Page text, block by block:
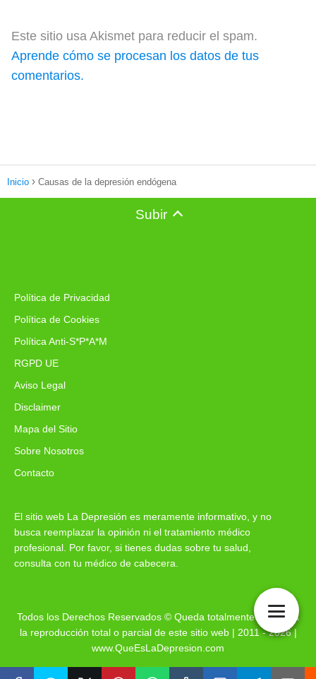
Este sitio usa Akismet para reducir el spam.
Aprende cómo se procesan los datos de tus
comentarios.
Inicio Causas de la depresión endógena
Subir
Política de Privacidad
Política de Cookies
Política Anti-S*P*A*M
RGPD UE
Aviso Legal
Disclaimer
Mapa del Sitio
Sobre Nosotros
Contacto
El sitio web La Depresión es meramente informativo, y no
busca reemplazar la opinión ni el tratamiento médico
profesional. Por favor, si tienes dudas sobre tu salud,
consulta con tu médico de cabecera.
Todos los Derechos Reservados © Queda totalmente prohibida
la reproducción total o parcial de este sitio web | 2011 - 2026 |
www.QueEsLaDepresion.com